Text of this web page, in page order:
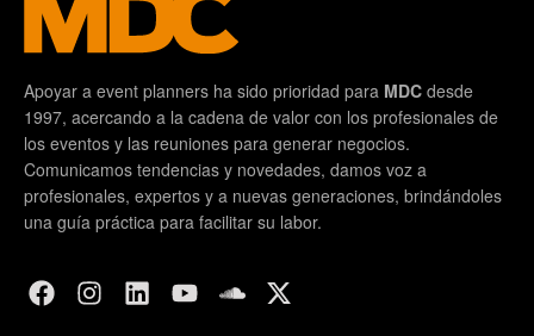
Apoyar a event planners ha sido prioridad para MDC desde
1997, acercando a la cadena de valor con los profesionales de
los eventos y las reuniones para generar negocios.
Comunicamos tendencias y novedades, damos voz a
profesionales, expertos y a nuevas generaciones, brindándoles
una guía práctica para facilitar su labor.